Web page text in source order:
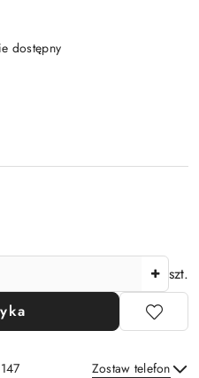
dostępny
szt.
Zostaw telefon